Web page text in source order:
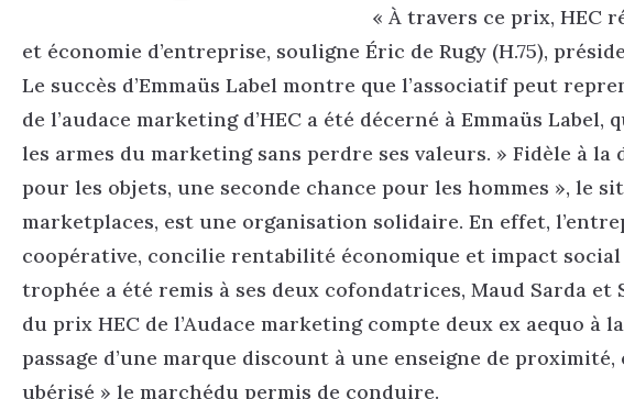
« À travers ce prix, HEC
et économie d’entreprise, souligne Éric de Rugy (H.75),
Le succès d’Emmaüs Label montre que l’associatif peut
de l’audace marketing d’HEC a été décerné à Emmaüs
les armes du marketing sans perdre ses valeurs. » Fidèle à la
pour les objets, une seconde chance pour les hommes », le
marketplaces, est une organisation solidaire. En effet,
coopérative, concilie rentabilité économique et impact
trophée a été remis à ses deux cofondatrices, Maud Sarda
du prix HEC de l’Audace marketing compte deux ex aequo à
passage d’une marque discount à une enseigne de
ubérisé » le marchédu permis de conduire.